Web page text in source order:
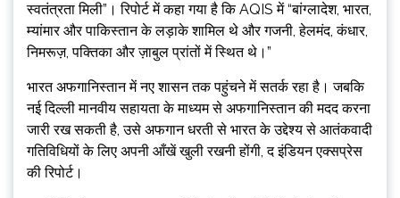
स्वतंत्रता मिली”। रिपोर्ट में कहा गया है कि AQIS में “बांग्लादेश, भारत,
म्यांमार और पाकिस्तान के लड़ाके शामिल थे और गजनी, हेलमंद, कंधार,
निमरूज़, पक्तिका और ज़ाबुल प्रांतों में स्थित थे।”
भारत अफगानिस्तान में नए शासन तक पहुंचने में सतर्क रहा है। जबकि
नई दिल्ली मानवीय सहायता के माध्यम से अफगानिस्तान की मदद करना
जारी रख सकती है, उसे अफगान धरती से भारत के उद्देश्य से आतंकवादी
गतिविधियों के लिए अपनी आँखें खुली रखनी होंगी, द इंडियन एक्सप्रेस
की रिपोर्ट।